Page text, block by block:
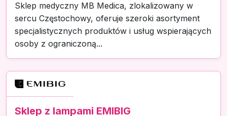
Sklep medyczny MB Medica, zlokalizowany w
sercu Częstochowy, oferuje szeroki asortyment
specjalistycznych produktów i usług wspierających
osoby z ograniczoną...
Sklep z lampami EMIBIG